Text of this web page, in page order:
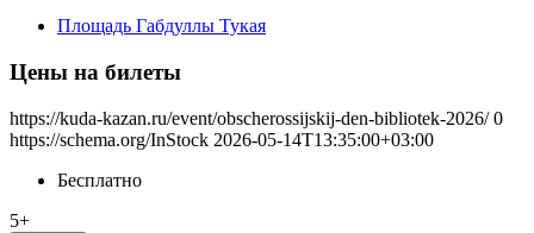
Площадь Габдуллы Тукая
Цены на билеты
https://kuda-kazan.ru/event/obscherossijskij-den-bibliotek-2026/ 0
https://schema.org/InStock 2026-05-14T13:35:00+03:00
Бесплатно
5+